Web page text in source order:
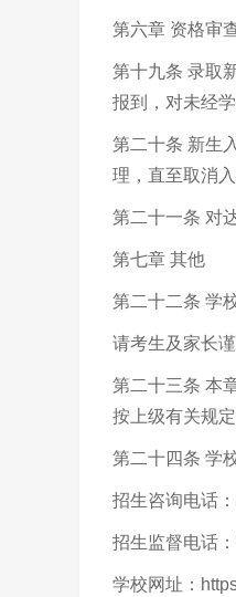
第六章 资格审
第十九条 录取
报到，对未经
第二十条 新生
理，直至取消
第二十一条 对
第七章 其他
第二十二条 学
请考生及家长谨
第二十三条 本
按上级有关规定
第二十四条 学
招生咨询电话
招生监督电话
学校网址：